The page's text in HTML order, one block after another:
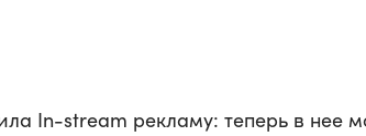
In-stream рекламу: теперь в нее